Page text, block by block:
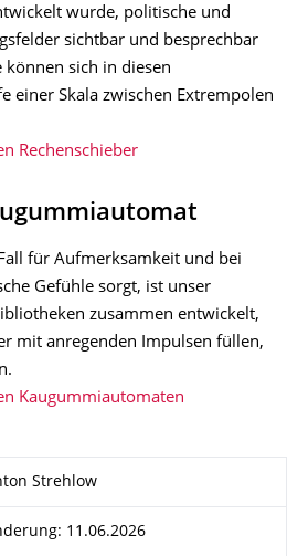
wurde, politische und
sichtbar und besprechbar
können sich in diesen
einer Skala zwischen Extrempolen
Rechenschieber
für Aufmerksamkeit und bei
Gefühle sorgt, ist unser
zusammen entwickelt,
mit anregenden Impulsen füllen,
Kaugummiautomaten
Strehlow
11.06.2026